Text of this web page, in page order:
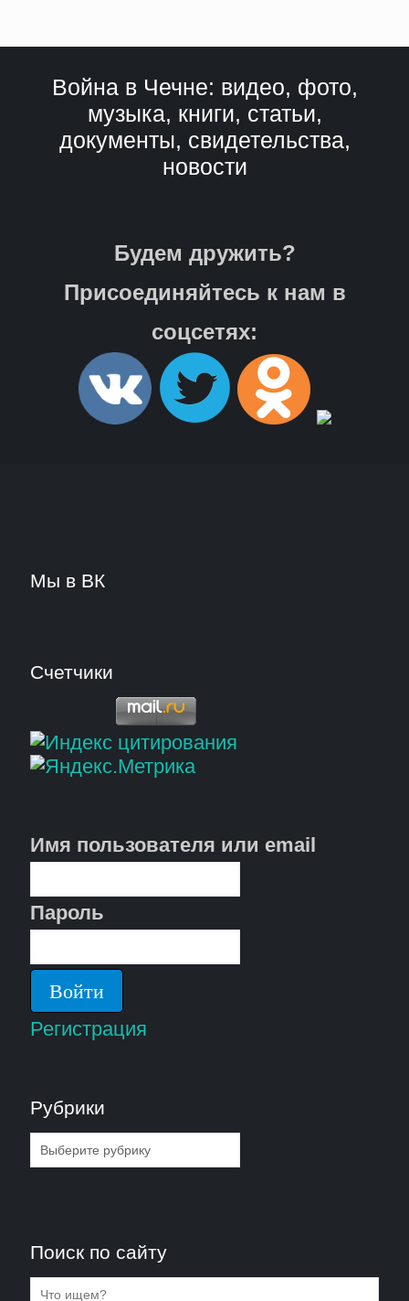
Война в Чечне: видео, фото,
музыка, книги, статьи,
документы, свидетельства,
новости
Будем дружить?
Присоединяйтесь к нам в
соцсетях:
Мы в ВК
Счетчики
Имя пользователя или email
Пароль
Регистрация
Рубрики
Рубрики
Поиск по сайту